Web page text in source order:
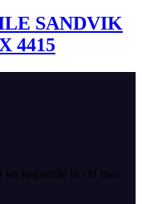
SANDVIK
4415
va raspunde in cel mai